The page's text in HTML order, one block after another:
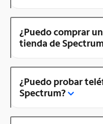
¿Puedo comprar
tienda de
¿Puedo probar
Spectrum?